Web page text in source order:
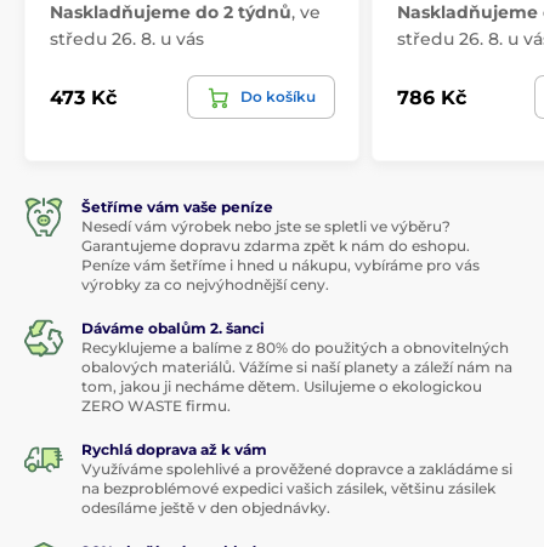
Naskladňujeme do 2 týdnů, ve
středu 26. 8. u vás
473 Kč Do košíku
Naskladňujeme
středu 26. 8. u
786 Kč
Šetříme vám vaše peníze
Nesedí vám výrobek nebo jste se spletli ve výběru?
Garantujeme dopravu zdarma zpět k nám do eshopu.
Peníze vám šetříme i hned u nákupu, vybíráme pro vás
výrobky za co nejvýhodnější ceny.
Dáváme obalům 2. šanci
Recyklujeme a balíme z 80% do použitých a obnovitelných
obalových materiálů. Vážíme si naší planety a záleží nám na
tom, jakou ji necháme dětem. Usilujeme o ekologickou
ZERO WASTE firmu.
Rychlá doprava až k vám
Využíváme spolehlivé a prověžené dopravce a zakládáme si
na bezproblémové expedici vašich zásilek, většinu zásilek
odesíláme ještě v den objednávky.